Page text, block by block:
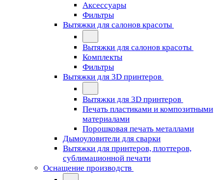
Аксессуары
Фильтры
Вытяжки для салонов красоты
Вытяжки для салонов красоты
Комплекты
Фильтры
Вытяжки для 3D принтеров
Вытяжки для 3D принтеров
Печать пластиками и композитными
материалами
Порошковая печать металлами
Дымоуловители для сварки
Вытяжки для принтеров, плоттеров,
сублимационной печати
Оснащение производств